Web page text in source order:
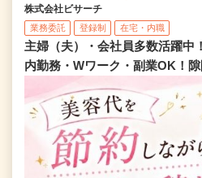
株式会社ビサーチ
業務委託 登録制 在宅・内職
主婦（夫）・会社員多数活躍中
内勤務・Wワーク・副業OK！